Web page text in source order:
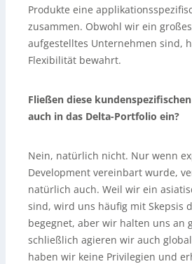
Produkte eine
zusammen. Obwohl wir ein
aufgestelltes Unternehmen sind,
Flexibilität bewahrt.
Fließen diese
auch in das Delta-Portfolio ein?
Nein, natürlich nicht. Nur wenn
Development vereinbart wurde,
natürlich auch. Weil wir ein
sind, wird uns häufig mit Skepsis
begegnet, aber wir halten uns an
schließlich agieren wir auch
haben wir keine Privilegien und